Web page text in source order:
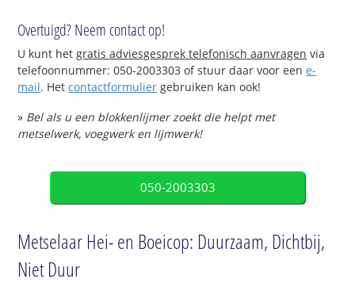
Overtuigd? Neem contact op!
U kunt hetgratis adviesgesprek telefonisch aanvragen via
telefoonnummer: 050-2003303 of stuur daar voor eene-
mail. Hetcontactformulier gebruiken kan ook!
» Bel als u een blokkenlijmer zoekt die helpt met
metselwerk, voegwerk en lijmwerk!
050-2003303
Metselaar Hei- en Boeicop: Duurzaam, Dichtbij,
Niet Duur